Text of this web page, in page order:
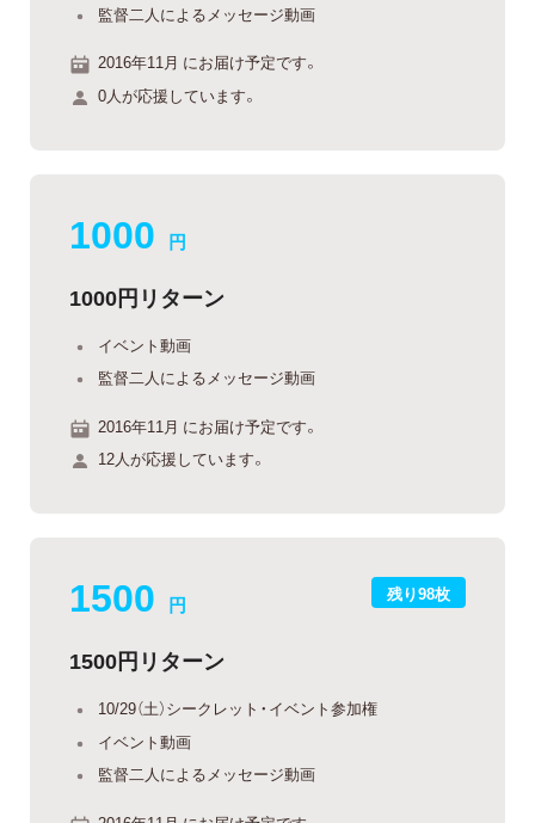
監督二人によるメッセージ動画
2016年11月 にお届け予定です。
0人が応援しています。
1000 円
1000円リターン
イベント動画
監督二人によるメッセージ動画
2016年11月 にお届け予定です。
12人が応援しています。
残り98枚
1500 円
1500円リターン
10/29（土）シークレット・イベント参加権
イベント動画
監督二人によるメッセージ動画